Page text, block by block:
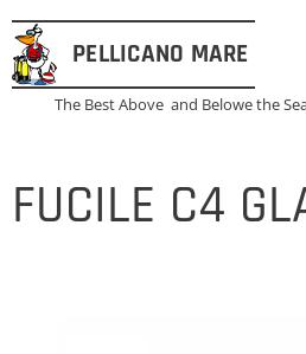
PELLICANO MARE
The Best Above and Belowe the
FUCILE C4